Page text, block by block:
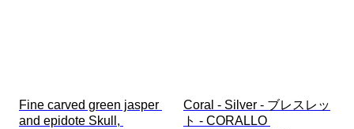
Fine carved green jasper
and epidote Skull,
Coral - Silver - ブレスレッ
ト - CORALLO